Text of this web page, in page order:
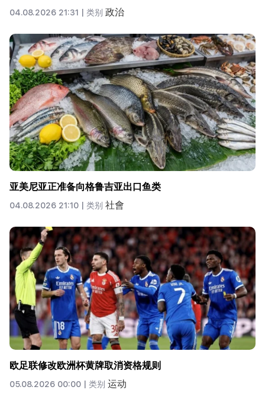
04.08.2026 21:31 | 类别 政治
亚美尼亚正准备向格鲁吉亚出口鱼类
04.08.2026 21:10 | 类别 社會
欧足联修改欧洲杯黄牌取消资格规则
05.08.2026 00:00 | 类别 运动